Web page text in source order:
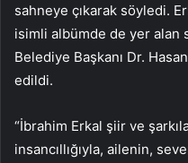
sahneye çıkarak söyledi.
isimli albümde de yer alan
Belediye Başkanı Dr.
edildi.
“İbrahim Erkal şiir ve
insancıllığıyla, ailenin,